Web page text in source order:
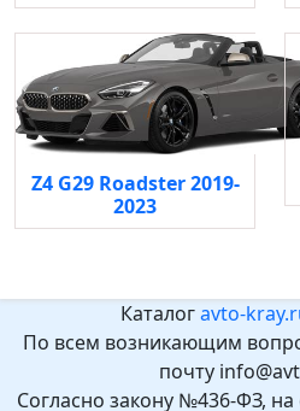
Z4 G29 Roadster 2019-
2023
Каталогavto-
По всем возникающим
почту
Согласно закону №436-ФЗ,